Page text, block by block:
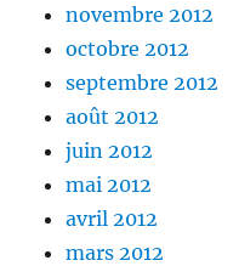
novembre 2012
octobre 2012
septembre 2012
août 2012
juin 2012
mai 2012
avril 2012
mars 2012